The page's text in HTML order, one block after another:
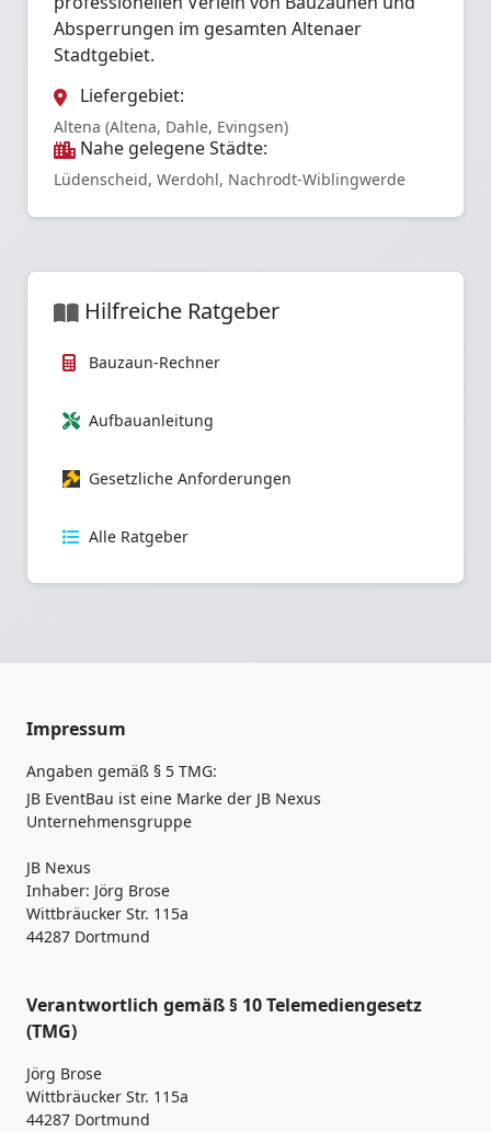
Absperrungen im gesamten Altenaer
Stadtgebiet.
Liefergebiet:
Altena (Altena, Dahle, Evingsen)
Nahe gelegene Städte:
Lüdenscheid, Werdohl, Nachrodt-Wiblingwerde
Hilfreiche Ratgeber
Bauzaun-Rechner
Aufbauanleitung
Gesetzliche Anforderungen
Alle Ratgeber
Impressum
Angaben gemäß § 5 TMG:
JB EventBau ist eine Marke der JB Nexus
Unternehmensgruppe
JB Nexus
Inhaber: Jörg Brose
Wittbräucker Str. 115a
44287 Dortmund
Verantwortlich gemäß § 10 Telemediengesetz
(TMG)
Jörg Brose
Wittbräucker Str. 115a
44287 Dortmund